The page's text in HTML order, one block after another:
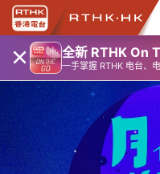
× 全新 RTHK On
一手掌握 RTHK 电台、